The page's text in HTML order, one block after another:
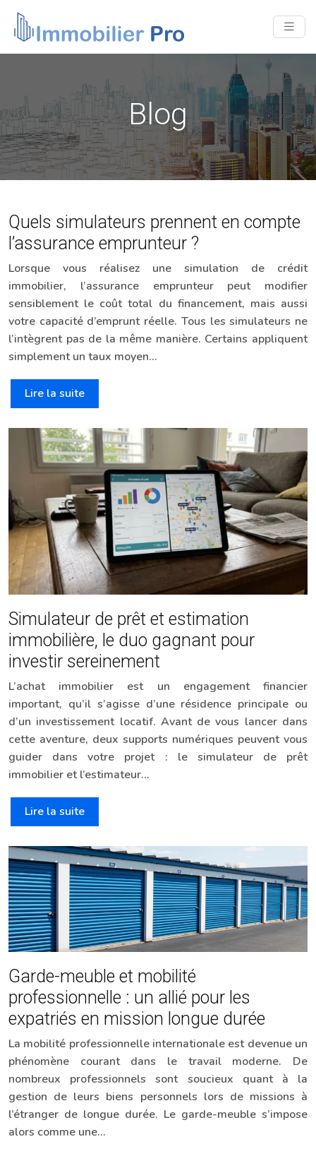
Blog
Quels simulateurs prennent en compte
l’assurance emprunteur ?
Lorsque vous réalisez une simulation de crédit
immobilier, l’assurance emprunteur peut modifier
sensiblement le coût total du financement, mais aussi
votre capacité d’emprunt réelle. Tous les simulateurs ne
l’intègrent pas de la même manière. Certains appliquent
simplement un taux moyen…
Lire la suite
Simulateur de prêt et estimation
immobilière, le duo gagnant pour
investir sereinement
L’achat immobilier est un engagement financier
important, qu’il s’agisse d’une résidence principale ou
d’un investissement locatif. Avant de vous lancer dans
cette aventure, deux supports numériques peuvent vous
guider dans votre projet : le simulateur de prêt
immobilier et l’estimateur…
Lire la suite
Garde-meuble et mobilité
professionnelle : un allié pour les
expatriés en mission longue durée
La mobilité professionnelle internationale est devenue un
phénomène courant dans le travail moderne. De
nombreux professionnels sont soucieux quant à la
gestion de leurs biens personnels lors de missions à
l’étranger de longue durée. Le garde-meuble s’impose
alors comme une…